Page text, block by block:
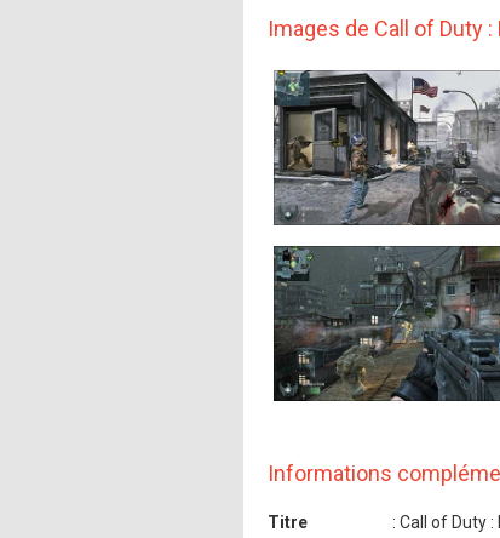
Images de Call of Duty
Informations
Titre
: Call of Duty